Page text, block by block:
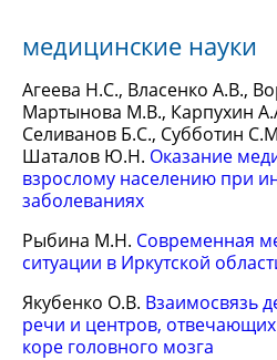
медицинские науки
Агеева Н.С., Власенко А.В.,
Мартынова М.В., Карпухин
Селиванов Б.С., Субботин
Шаталов Ю.Н. Оказание
взрослому населению при
заболеваниях
Рыбина М.Н. Современная
ситуации в Иркутской
Якубенко О.В. Взаимосвязь
речи и центров,
коре головного мозга